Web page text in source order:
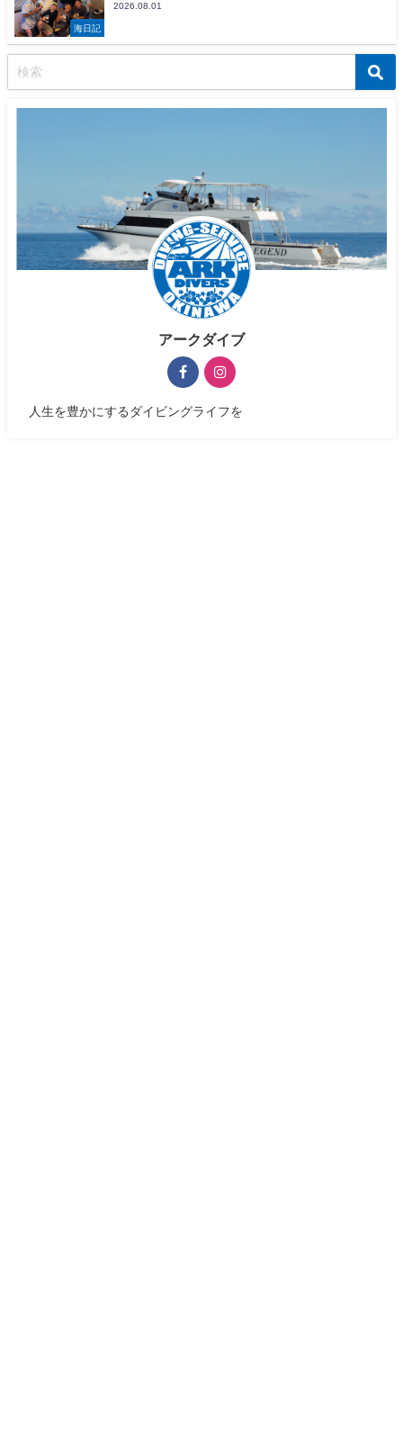
海日記
2026.08.01
アークダイブ
人生を豊かにするダイビングライフを